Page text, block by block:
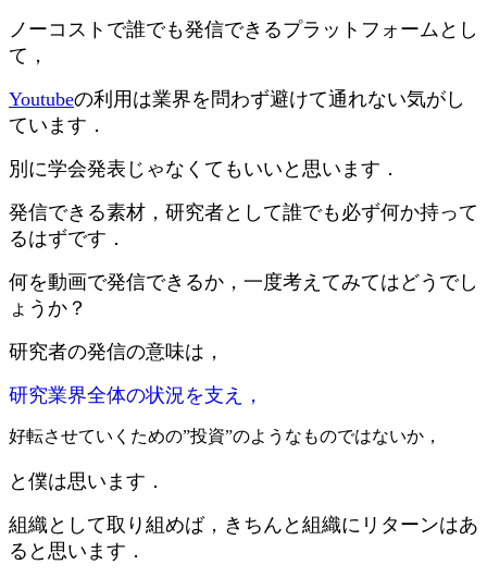
ノーコストで誰でも発信できるプラットフォームとし
て，
Youtubeの利用は業界を問わず避けて通れない気がし
ています．
別に学会発表じゃなくてもいいと思います．
発信できる素材，研究者として誰でも必ず何か持って
るはずです．
何を動画で発信できるか，一度考えてみてはどうでし
ょうか？
研究者の発信の意味は，
研究業界全体の状況を支え，
好転させていくための”投資”のようなものではないか，
と僕は思います．
組織として取り組めば，きちんと組織にリターンはあ
ると思います．